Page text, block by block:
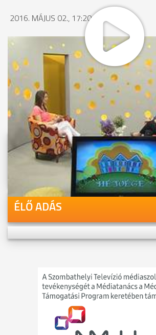
2016. MÁJUS 02., 17:20
MEGOSZTÁS
Videóink
Youtube-csatornánkon is!
ÉLŐ ADÁS